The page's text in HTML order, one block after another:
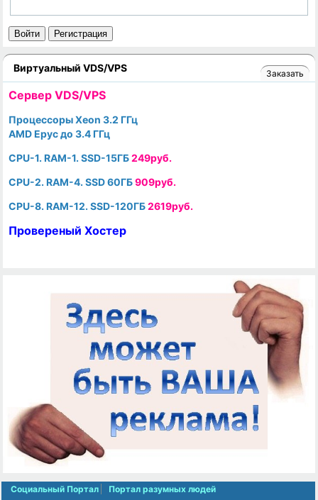
Войти Регистрация
Виртуальный VDS/VPS Заказать
Cервер VDS/VPS
Процессоры Xeon 3.2 ГГц
AMD Epyc до 3.4 ГГц
CPU-1. RAM-1. SSD-15ГБ249руб.
CPU-2. RAM-4. SSD 60ГБ909руб.
CPU-8. RAM-12. SSD-120ГБ2619руб.
Провереный Хостер
Социальный Портал Портал разумных людей